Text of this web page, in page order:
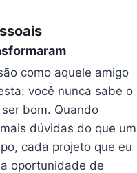
como aquele amigo
você nunca sabe o
bom. Quando
dúvidas do que um
cada projeto que eu
oportunidade de